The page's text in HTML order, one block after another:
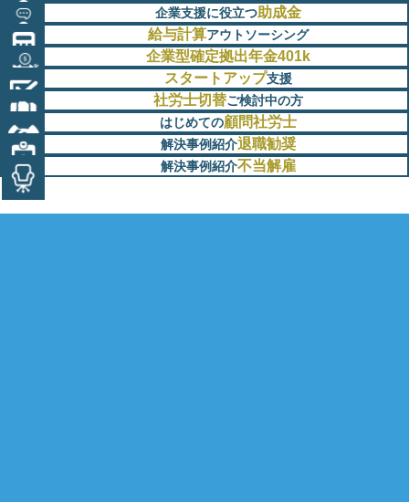
企業支援に役立つ助成金
給与計算アウトソーシング
企業型確定拠出年金401k
スタートアップ支援
社労士切替ご検討中の方
はじめての顧問社労士
解決事例紹介退職勧奨
解決事例紹介不当解雇